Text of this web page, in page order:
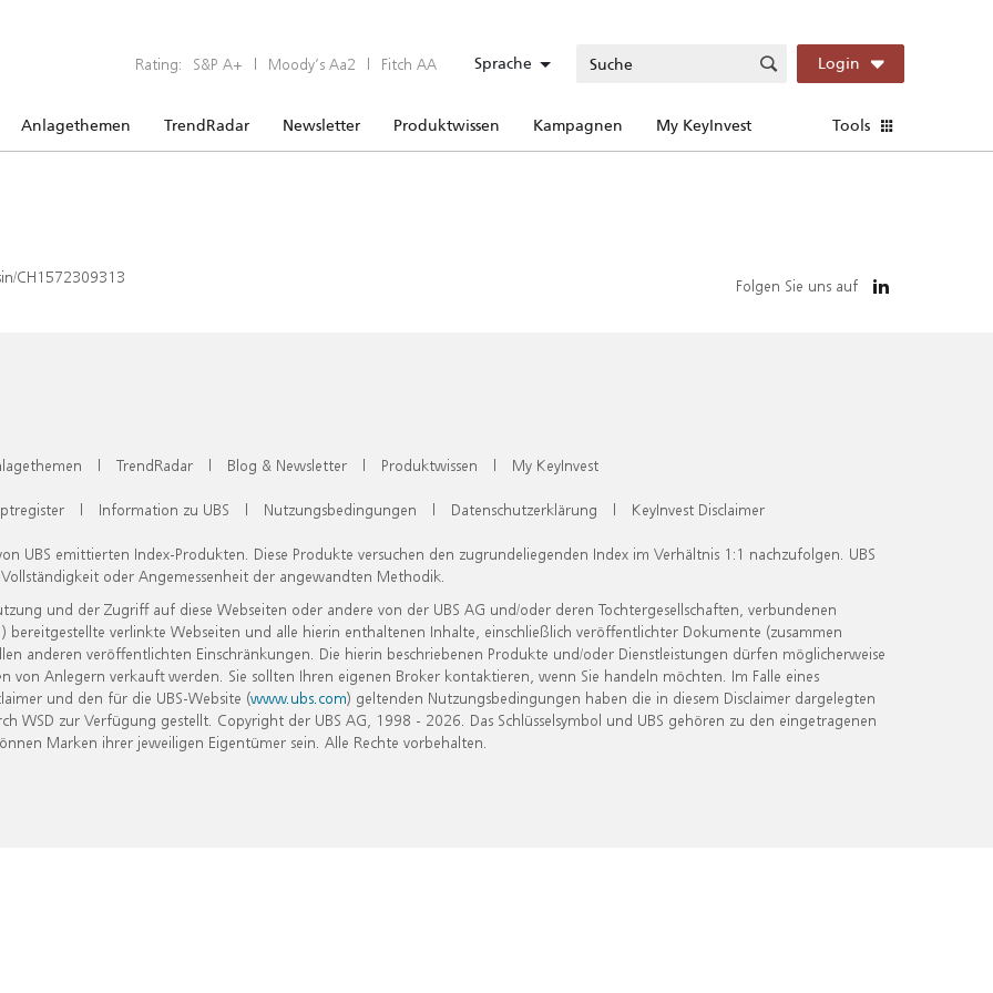
Rating: S&P A+ | Moody’s Aa2 | Fitch AA Sprache Login
Anlagethemen TrendRadar Newsletter Produktwissen Kampagnen My KeyInvest Tools
CH1572309313 Folgen Sie uns auf
| TrendRadar | Blog & Newsletter | Produktwissen | My KeyInvest
| Information zu UBS | Nutzungsbedingungen | Datenschutzerklärung | KeyInvest Disclaimer
UBS emittierten Index-Produkten. Diese Produkte versuchen den zugrundeliegenden Index im Verhältnis 1:1 nachzufolgen. UBS
oder Angemessenheit der angewandten Methodik.
und der Zugriff auf diese Webseiten oder andere von der UBS AG und/oder deren Tochtergesellschaften, verbundenen
verlinkte Webseiten und alle hierin enthaltenen Inhalte, einschließlich veröffentlichter Dokumente (zusammen
anderen veröffentlichten Einschränkungen. Die hierin beschriebenen Produkte und/oder Dienstleistungen dürfen möglicherweise
Anlegern verkauft werden. Sie sollten Ihren eigenen Broker kontaktieren, wenn Sie handeln möchten. Im Falle eines
und den für die UBS-Website (www.ubs.com) geltenden Nutzungsbedingungen haben die in diesem Disclaimer dargelegten
zur Verfügung gestellt. Copyright der UBS AG, 1998 - 2026. Das Schlüsselsymbol und UBS gehören zu den eingetragenen
Marken ihrer jeweiligen Eigentümer sein. Alle Rechte vorbehalten.